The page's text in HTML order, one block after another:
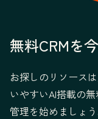
無料CRMを
お探しのリソース
いやすいAI搭載の
管理を始めましょう